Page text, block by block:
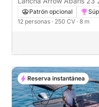
Patrón opcional
12 personas · 250 CV · 8 m
Reserva instantánea